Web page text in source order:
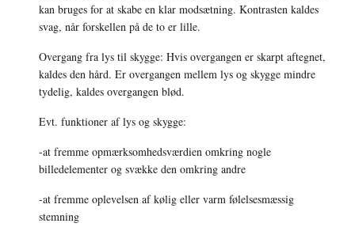
kan bruges for at skabe en klar modsætning. Kontrasten kaldes
svag, når forskellen på de to er lille.
Overgang fra lys til skygge: Hvis overgangen er skarpt aftegnet,
kaldes den hård. Er overgangen mellem lys og skygge mindre
tydelig, kaldes overgangen blød.
Evt. funktioner af lys og skygge:
-at fremme opmærksomhedsværdien omkring nogle
billedelementer og svække den omkring andre
-at fremme oplevelsen af kølig eller varm følelsesmæssig
stemning